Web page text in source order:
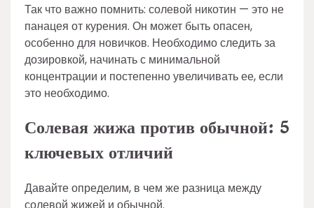
Так что важно помнить: солевой никотин — это не
панацея от курения. Он может быть опасен,
особенно для новичков. Необходимо следить за
дозировкой, начинать с минимальной
концентрации и постепенно увеличивать ее, если
это необходимо.
Солевая жижа против обычной: 5
ключевых отличий
Давайте определим, в чем же разница между
солевой жижей и обычной.